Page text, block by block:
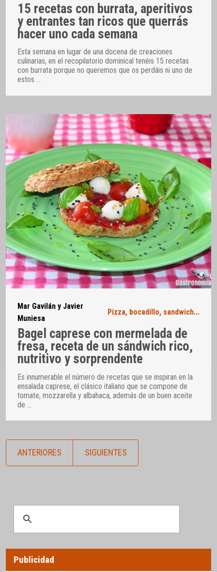
15 recetas con burrata, aperitivos
y entrantes tan ricos que querrás
hacer uno cada semana
Esta semana en lugar de una docena de creaciones
culinarias, en el recopilatorio dominical tenéis 15 recetas
con burrata porque no queremos que os perdáis ni uno de
estos …
Mar Gavilán y Javier
Muniesa
Pizza, bocadillo, sandwich...
Bagel caprese con mermelada de
fresa, receta de un sándwich rico,
nutritivo y sorprendente
Es innumerable el número de recetas que se inspiran en la
ensalada caprese, el clásico italiano que se compone de
tomate, mozzarella y albahaca, además de un buen aceite
de
ANTERIORES SIGUIENTES
Publicidad